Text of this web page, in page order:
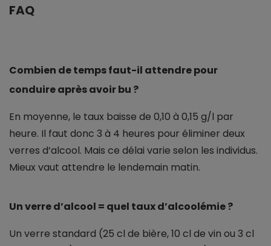
FAQ
Combien de temps faut-il attendre pour
conduire après avoir bu ?
En moyenne, le taux baisse de 0,10 à 0,15 g/l par
heure. Il faut donc 3 à 4 heures pour éliminer deux
verres d’alcool. Mais ce délai varie selon les individus.
Mieux vaut attendre le lendemain matin.
Un verre d’alcool = quel taux d’alcoolémie ?
Un verre standard (25 cl de bière, 10 cl de vin ou 3 cl